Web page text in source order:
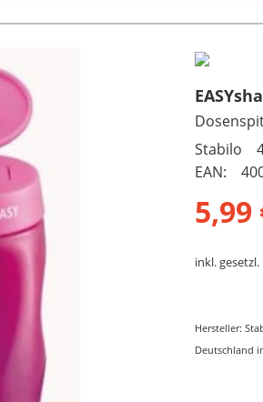
Stabilo
EAN:
5,99
inkl. gesetzl.
Hersteller:
Deutschland